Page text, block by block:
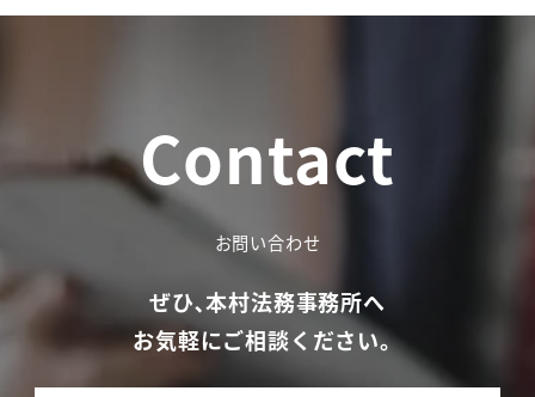
Contact
お問い合わせ
ぜひ､本村法務事務所へ
お気軽にご相談ください。